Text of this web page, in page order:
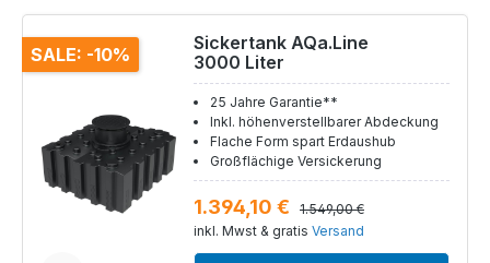
SALE: -10%
Sickertank AQa.Line
3000 Liter
25 Jahre Garantie**
Inkl. höhenverstellbarer Abdeckung
Flache Form spart Erdaushub
Großflächige Versickerung
1.394,10 €
1.549,00 €
inkl. Mwst & gratis Versand